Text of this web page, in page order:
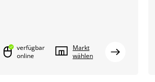
verfügbar
online
Markt
wählen